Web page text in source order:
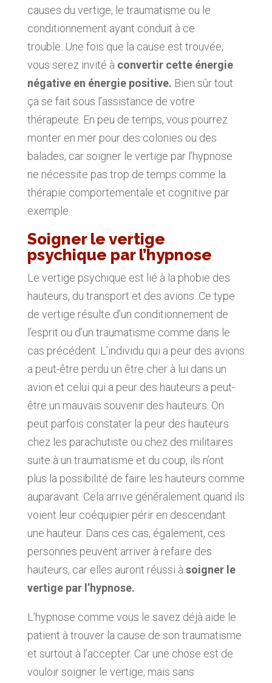
causes du vertige, le traumatisme ou le
conditionnement ayant conduit à ce
trouble. Une fois que la cause est trouvée,
vous serez invité à convertir cette énergie
négative en énergie positive. Bien sûr tout
ça se fait sous l’assistance de votre
thérapeute. En peu de temps, vous pourrez
monter en mer pour des colonies ou des
balades, car soigner le vertige par l’hypnose
ne nécessite pas trop de temps comme la
thérapie comportementale et cognitive par
exemple.
Soigner le vertige
psychique par l’hypnose
Le vertige psychique est lié à la phobie des
hauteurs, du transport et des avions. Ce type
de vertige résulte d’un conditionnement de
l’esprit ou d’un traumatisme comme dans le
cas précédent. L’individu qui a peur des avions
a peut-être perdu un être cher à lui dans un
avion et celui qui a peur des hauteurs a peut-
être un mauvais souvenir des hauteurs. On
peut parfois constater la peur des hauteurs
chez les parachutiste ou chez des militaires
suite à un traumatisme et du coup, ils n’ont
plus la possibilité de faire les hauteurs comme
auparavant. Cela arrive généralement quand ils
voient leur coéquipier périr en descendant
une hauteur. Dans ces cas, également, ces
personnes peuvent arriver à refaire des
hauteurs, car elles auront réussi à soigner le
vertige par l’hypnose.
L’hypnose comme vous le savez déjà aide le
patient à trouver la cause de son traumatisme
et surtout à l’accepter. Car une chose est de
vouloir soigner le vertige, mais sans